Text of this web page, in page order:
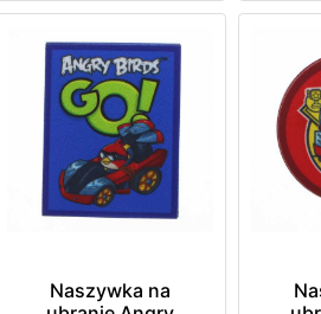
Naszywka na